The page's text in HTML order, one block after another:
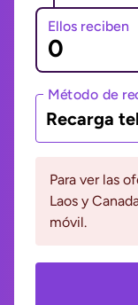
Ellos reciben
Método de
Recarga
Para ver las
Laos y
móvil.